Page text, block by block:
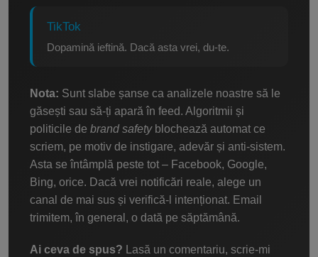
TikTok
Dopamină ieftină. Dacă asta vrei, du-te.
Nota: Sunt slabe șanse ca analizele noastre să le
găsești sau să-ți apară în feed. Algoritmii și
politicile de brand safetyblochează automat ce
scriem, pe motiv de instigare, adevăr și anti-sistem.
Asta se întâmplă peste tot – Facebook, Google,
Bing, orice. Dacă vrei notificări reale, alege un
canal de mai sus și verifică-l intenționat. Email
trimitem, în general, o dată pe săptămână.
Ai ceva de spus? Lasă un comentariu, scrie-mi